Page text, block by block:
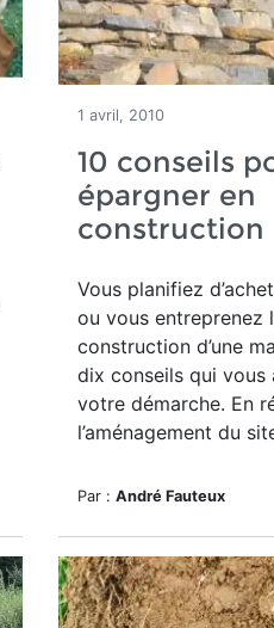
1 avril, 2010
10 conseils
épargner en
construction
Vous planifiez
ou vous entreprenez
construction d’une
dix conseils qui vous
votre démarche. En
l’aménagement du
Par : André Fauteux